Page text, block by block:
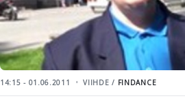
14:15 - 01.06.2011 VIIHDE / FINDANCE